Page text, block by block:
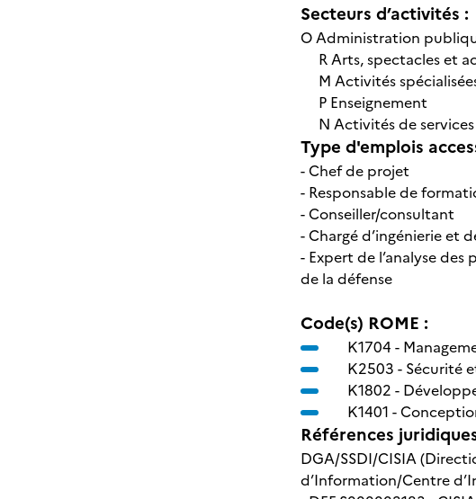
Secteurs d’activités :
O Administration
R Arts, spectacles et
M Activités
P Enseignement
N Activités de
Type d'emplois
- Chef de projet
- Responsable de
- Conseiller/consultant
- Chargé d’ingénierie et
- Expert de l’analyse
de la défense
Code(s) ROME :
K1704 -
K2503 - Sécurité
K1802 -
K1401 -
Références
DGA/SSDI/CISIA
d’Information/Centre